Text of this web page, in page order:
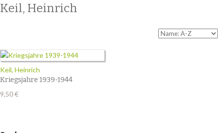
Keil, Heinrich
Keil, Heinrich
Kriegsjahre 1939-1944
9,50€